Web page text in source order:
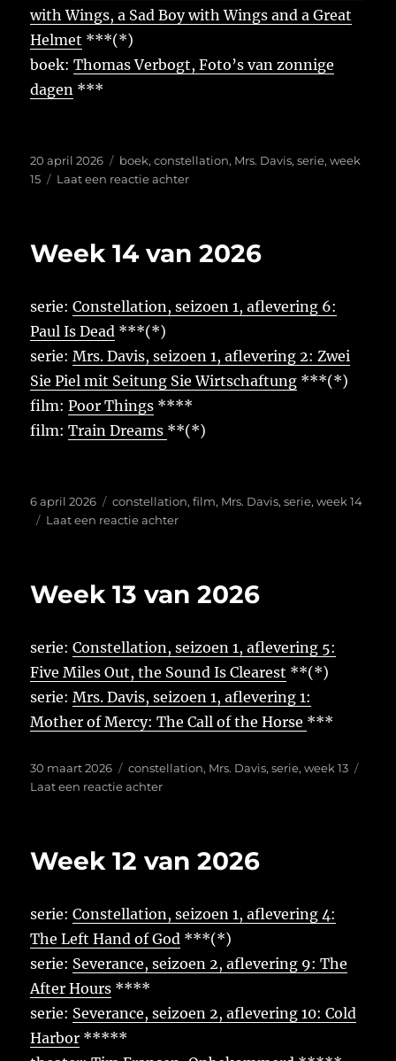
with Wings, a Sad Boy with Wings and a Great
Helmet ***(*)
boek:Thomas Verbogt, Foto’s van zonnige
dagen ***
Geplaatst
op
20 april 2026 Tags
boek,constellation, Mrs. Davis,serie,week
15
Laat een reactie achterop
2026
Week 14 van 2026
serie:Constellation, seizoen 1, aflevering 6:
Paul Is Dead ***(*)
serie:Mrs. Davis, seizoen 1, aflevering 2: Zwei
Sie Piel mit Seitung Sie Wirtschaftung ***(*)
film:Poor Things ****
film:Train Dreams **(*)
Geplaatst
op
6 april 2026 Tags
constellation,film, Mrs. Davis,serie,week 14
Laat een reactie achterop
2026
Week 13 van 2026
serie:Constellation, seizoen 1, aflevering 5:
Five Miles Out, the Sound Is Clearest **(*)
serie:Mrs. Davis, seizoen 1, aflevering 1:
Mother of Mercy: The Call of the Horse ***
Geplaatst
op
30 maart 2026 Tags
constellation, Mrs. Davis,serie,week 13
Laat een reactie achterop
2026
Week 12 van 2026
serie:Constellation, seizoen 1, aflevering 4:
The Left Hand of God ***(*)
serie: Severance, seizoen 2, aflevering 9: The
After Hours ****
serie: Severance, seizoen 2, aflevering 10: Cold
Harbor *****